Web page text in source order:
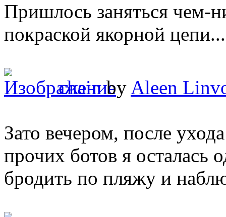
Пришлось заняться чем-
покраской якорной цепи...
chainby Aleen
Зато вечером, после
прочих ботов я осталась
бродить по пляжу и